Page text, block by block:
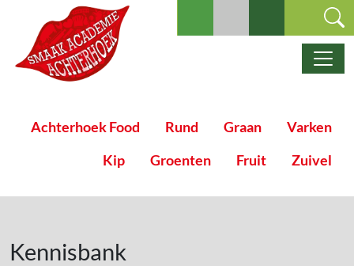
Ga naar de inhoud
Hoofdnavigatie
Achterhoek Food Rund Graan
Varken
Kip
Groenten Fruit Zuivel
Kennisbank